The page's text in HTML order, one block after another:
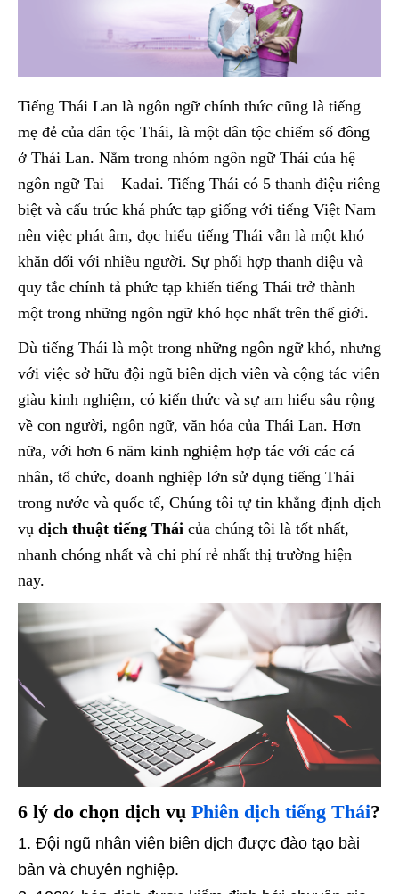
Tiếng Thái Lan là ngôn ngữ chính thức cũng là tiếng
mẹ đẻ của dân tộc Thái, là một dân tộc chiếm số đông
ở Thái Lan. Nằm trong nhóm ngôn ngữ Thái của hệ
ngôn ngữ Tai – Kadai. Tiếng Thái có 5 thanh điệu riêng
biệt và cấu trúc khá phức tạp giống với tiếng Việt Nam
nên việc phát âm, đọc hiểu tiếng Thái vẫn là một khó
khăn đối với nhiều người. Sự phối hợp thanh điệu và
quy tắc chính tả phức tạp khiến tiếng Thái trở thành
một trong những ngôn ngữ khó học nhất trên thế giới.
Dù tiếng Thái là một trong những ngôn ngữ khó, nhưng
với việc sở hữu đội ngũ biên dịch viên và cộng tác viên
giàu kinh nghiệm, có kiến thức và sự am hiểu sâu rộng
về con người, ngôn ngữ, văn hóa của Thái Lan. Hơn
nữa, với hơn 6 năm kinh nghiệm hợp tác với các cá
nhân, tổ chức, doanh nghiệp lớn sử dụng tiếng Thái
trong nước và quốc tế, Chúng tôi tự tin khẳng định dịch
vụ dịch thuật tiếng Thái của chúng tôi là tốt nhất,
nhanh chóng nhất và chi phí rẻ nhất thị trường hiện
nay.
6 lý do chọn dịch vụ Phiên dịch tiếng Thái?
Đội ngũ nhân viên biên dịch được đào tạo bài
bản và chuyên nghiệp.